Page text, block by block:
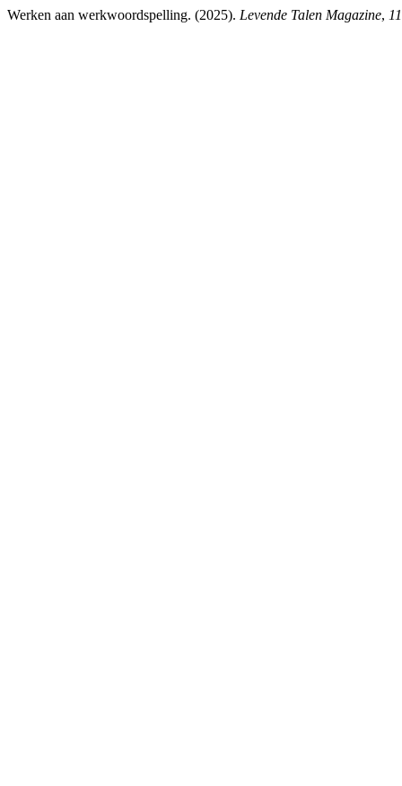
Werken aan werkwoordspelling. (2025). Levende Talen Magazine,